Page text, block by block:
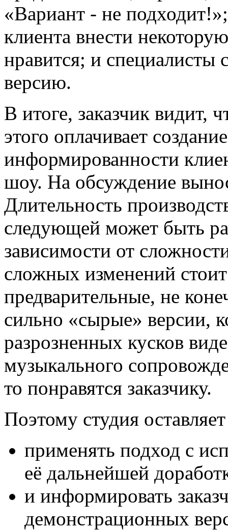
«Вариант - не
клиента внести
нравится; и специалисты
версию.
В итоге, заказчик видит,
этого оплачивает
информированности
шоу. На обсуждение
Длительность
следующей может быть
зависимости от
сложных изменений
предварительные, не
сильно «сырые» версии,
разрозненных кусков
музыкального
то понравятся заказчику.
Поэтому студия
применять подход с
её дальнейшей
и информировать
демонстрационных